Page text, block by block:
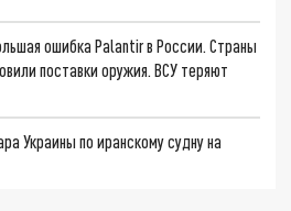
ошибка Palantir в России. Страны
поставки оружия. ВСУ теряют
Украины по иранскому судну на